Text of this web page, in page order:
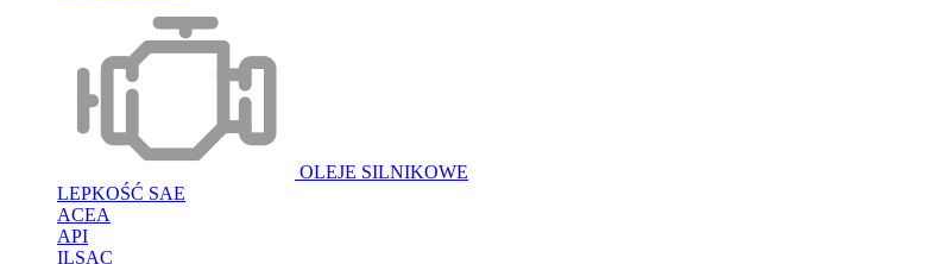
OLEJE SILNIKOWE
LEPKOŚĆ SAE
ACEA
API
ILSAC